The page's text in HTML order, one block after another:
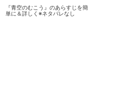
『青空のむこう』のあらすじを簡
単に＆詳しく※ネタバレなし